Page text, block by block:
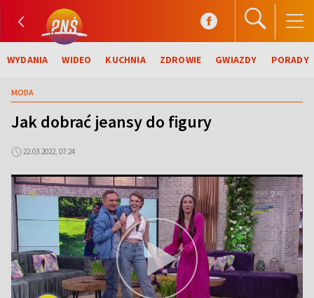
WYDANIA WIDEO KUCHNIA ZDROWIE GWIAZDY PORADY
MODA
Jak dobrać jeansy do figury
22.03.2022, 07:24